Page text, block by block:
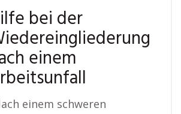
bei der
einem
einem schweren